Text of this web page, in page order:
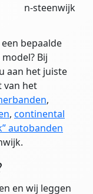
bepaalde
Bij
aan het juiste
van het
,
, continental
autobanden
en wij leggen